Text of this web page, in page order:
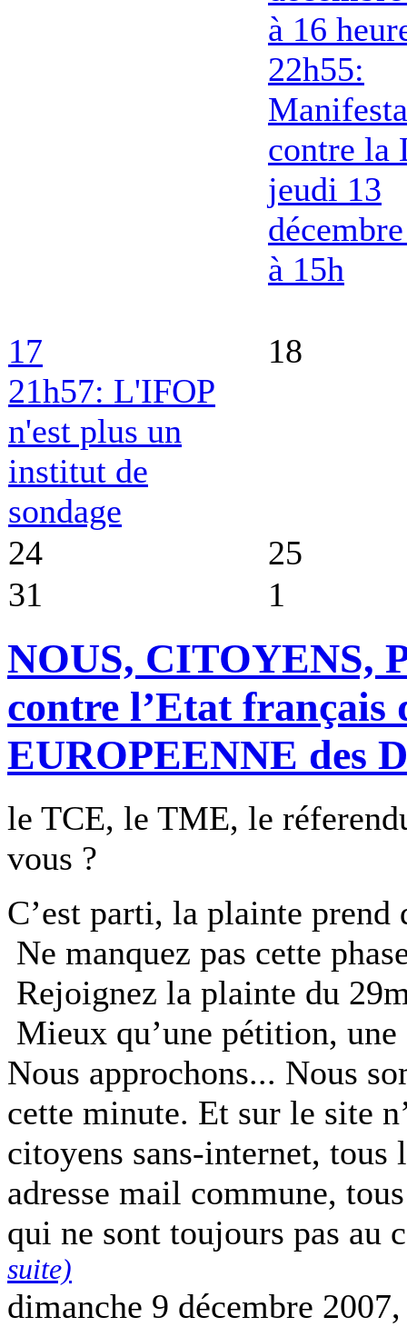
à 16
22h55:
contre la
jeudi 13
à 15h
17
21h57: L'IFOP
n'est plus un
institut de
sondage
18
24
25
31
1
NOUS, CITOYENS,
contre l’Etat français
EUROPEENNE des
le TCE, le TME, le
vous ?
C’est parti, la plainte
Ne manquez pas cette
Rejoignez la plainte du
Mieux qu’une pétition,
Nous approchons... Nous
cette minute. Et sur le site
citoyens sans-internet, tous
adresse mail commune,
qui ne sont toujours pas
suite)
dimanche 9 décembre